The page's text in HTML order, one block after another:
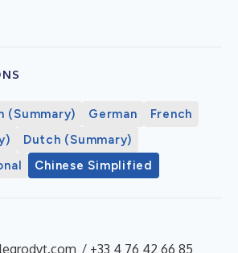
(Summary) German
French
Dutch (Summary)
Chinese Simplified
/ +33 4 76 42 66 85